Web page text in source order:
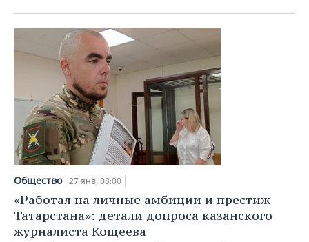
Общество 27 янв, 08:00
«Работал на личные амбиции и престиж
Татарстана»: детали допроса казанского
журналиста Кощеева